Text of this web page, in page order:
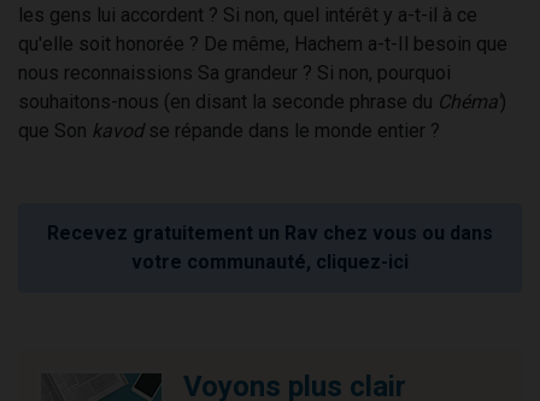
les gens lui accordent ? Si non, quel intérêt y a-t-il à ce
qu'elle soit honorée ? De même, Hachem a-t-Il besoin que
nous reconnaissions Sa grandeur ? Si non, pourquoi
souhaitons-nous (en disant la seconde phrase du Chéma')
que Son kavodse répande dans le monde entier ?
Recevez gratuitement un Rav chez vous ou dans
votre communauté, cliquez-ici
Voyons plus clair